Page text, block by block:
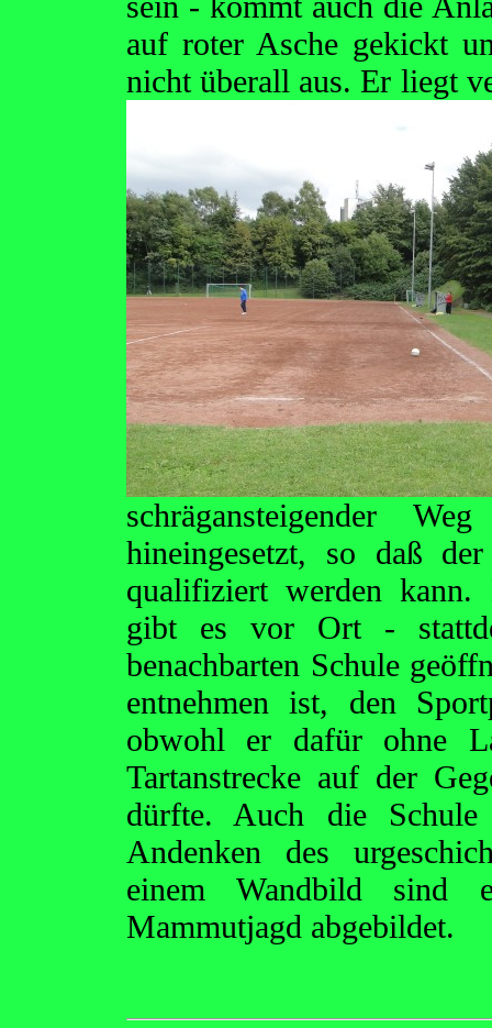
auf roter Asche gekickt
nicht überall aus. Er liegt
schrägansteigender
hineingesetzt, so daß
qualifiziert werden kann.
gibt es vor Ort -
benachbarten Schule
entnehmen ist, den
obwohl er dafür ohne
Tartanstrecke auf der
dürfte. Auch die
Andenken des
einem Wandbild sind
Mammutjagd abgebildet.